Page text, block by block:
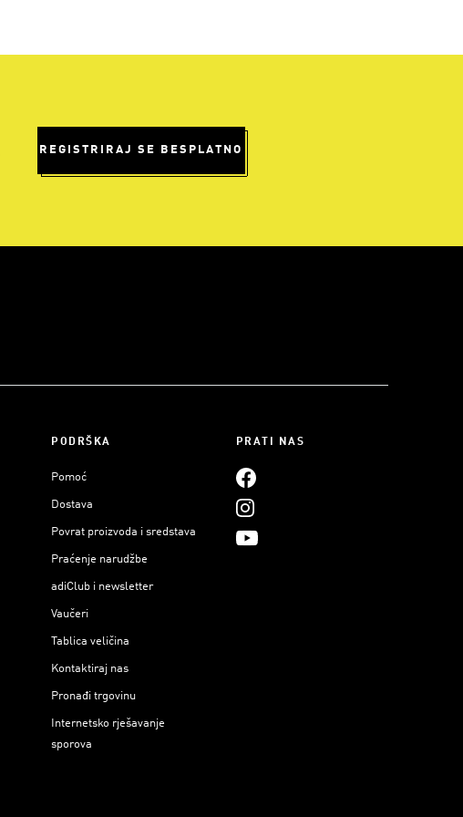
REGISTRIRAJ SE BESPLATNO
PODRŠKA
Pomoć
Dostava
Povrat proizvoda i sredstava
Praćenje narudžbe
adiClub i newsletter
Vaučeri
Tablica veličina
Kontaktiraj nas
Pronađi trgovinu
Internetsko rješavanje
sporova
PRATI NAS